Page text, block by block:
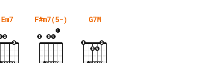
Em7 F#m7(5-) G7M